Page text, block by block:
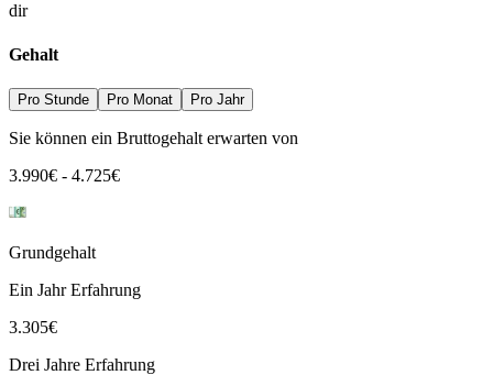
dir
Gehalt
Pro Stunde Pro Monat Pro Jahr
Sie können ein Bruttogehalt erwarten von
3.990€ - 4.725€
Grundgehalt
Ein Jahr Erfahrung
3.305€
Drei Jahre Erfahrung